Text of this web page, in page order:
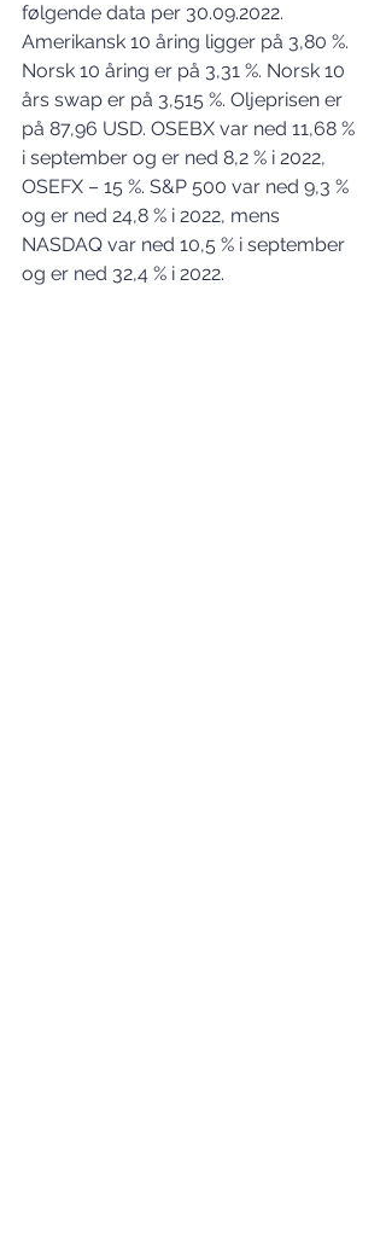
følgende data per 30.09.2022.
Amerikansk 10 åring ligger på 3,80 %.
Norsk 10 åring er på 3,31 %. Norsk 10
års swap er på 3,515 %. Oljeprisen er
på 87,96 USD. OSEBX var ned 11,68 %
i september og er ned 8,2 % i 2022,
OSEFX – 15 %. S&P 500 var ned 9,3 %
og er ned 24,8 % i 2022, mens
NASDAQ var ned 10,5 % i september
og er ned 32,4 % i 2022.